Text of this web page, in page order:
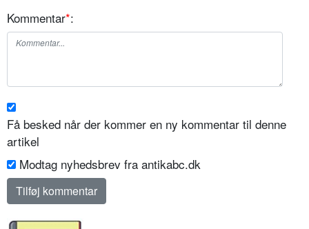
Kommentar*:
Få besked når der kommer en ny kommentar til denne
artikel
Modtag nyhedsbrev fra antikabc.dk